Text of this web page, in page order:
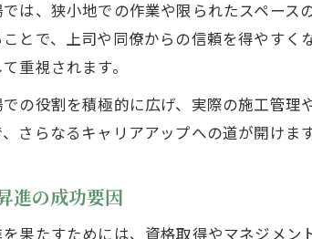
は、狭小地での作業や限られたスペー
とで、上司や同僚からの信頼を得やす
重視されます。
の役割を積極的に広げ、実際の施工管
さらなるキャリアアップへの道が開けます
進の成功要因
果たすためには、資格取得やマネジメ